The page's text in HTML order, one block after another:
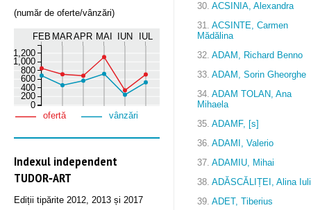
(număr de oferte/vânzări)
FEB MARAPR MAI IUN IUL
0
200
400
600
800
1,000
1,200
ofertă vânzări
Indexul independent
TUDOR‑ART
Ediții tipărite 2012, 2013 și 2017
30. ACSINIA, Alexandra
31. ACSINTE, Carmen
Mădălina
32. ADAM, Richard Benno
33. ADAM, Sorin Gheorghe
34. ADAM TOLAN, Ana
Mihaela
35. ADAMF, [s]
36. ADAMI, Valerio
37. ADAMIU, Mihai
38. ADĂSCĂLIȚEI, Alina
39. ADET, Tiberius